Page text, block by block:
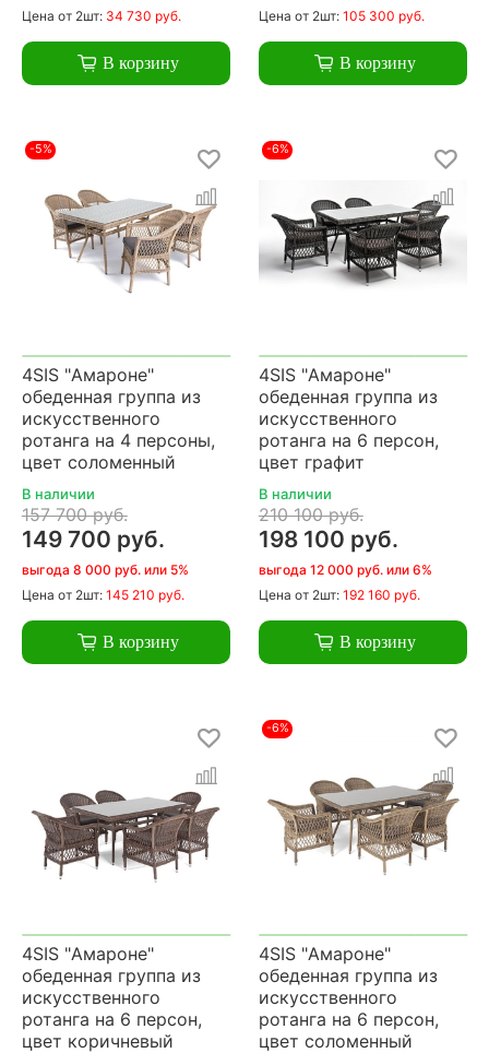
Цена от 2шт: 34 730 руб.
В корзину
Цена от 2шт: 105 300 руб.
В корзину
-5%
4SIS "Амароне"
обеденная группа из
искусственного
ротанга на 4 персоны,
цвет соломенный
В наличии
157 700 руб.
149 700 руб.
выгода 8 000 руб. или 5%
Цена от 2шт: 145 210 руб.
В корзину
-6%
4SIS "Амароне"
обеденная группа из
искусственного
ротанга на 6 персон,
цвет графит
В наличии
210 100 руб.
198 100 руб.
выгода 12 000 руб. или 6%
Цена от 2шт: 192 160 руб.
В корзину
4SIS "Амароне"
обеденная группа из
искусственного
ротанга на 6 персон,
цвет коричневый
-6%
4SIS "Амароне"
обеденная группа из
искусственного
ротанга на 6 персон,
цвет соломенный